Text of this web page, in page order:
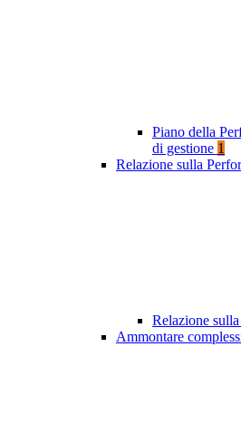
Piano della
di gestione 1
Relazione sulla
Relazione
Ammontare